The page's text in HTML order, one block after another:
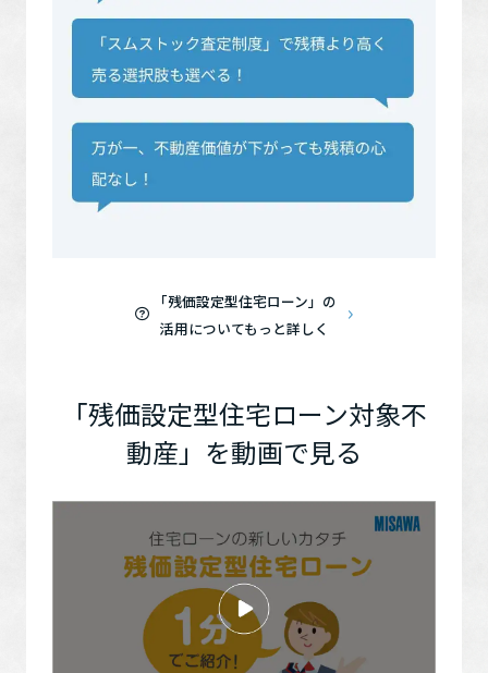
「残価設定型住宅ローン」の
活用についてもっと詳しく
「残価設定型住宅ローン対象不
動産」を動画で見る